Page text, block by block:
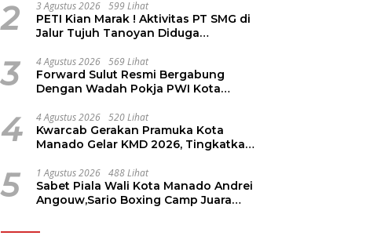
2 3 Agustus 2026 599 Lihat
PETI Kian Marak ! Aktivitas PT SMG di
Jalur Tujuh Tanoyan Diduga
3 4 Agustus 2026 569 Lihat
Forward Sulut Resmi Bergabung
Dengan Wadah Pokja PWI Kota
4 4 Agustus 2026 520 Lihat
Kwarcab Gerakan Pramuka Kota
Manado Gelar KMD 2026, Tingkatkan
Pramuka
5 1 Agustus 2026 488 Lihat
Sabet Piala Wali Kota Manado Andrei
Angouw,Sario Boxing Camp Juara